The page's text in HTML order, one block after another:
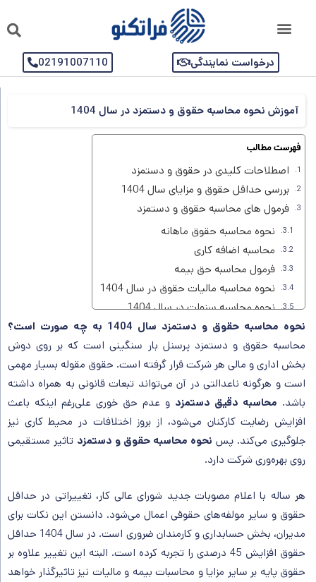
درخواست نمایندگی 02191007110
آموزش نحوه محاسبه حقوق و دستمزد در سال 1404
فهرست مطالب
اصطلاحات کلیدی در حقوق و دستمزد
بررسی حداقل حقوق و مزایای سال 1404
فرمول های محاسبه حقوق و دستمزد
نحوه محاسبه حقوق ماهانه
محاسبه اضافه کاری
فرمول محاسبه حق بیمه
نحوه محاسبه مالیات حقوق در سال 1404
نحوه محاسبه سنوات در سال 1404
ابزارهای کمکی برای محاسبه حقوق
نرم‌افزارهای حسابداری و حقوق و دستمزد
فایل اکسل محاسبات
ماشین حساب آنلاین حقوق
نرم‌افزارهای ایرانی محاسبه حقوق و دستمزد
اشتباهات رایج در محاسبه حقوق کارمندان
نحوه محاسبه حقوق و دستمزد سال 1404 به چه صورت است؟
محاسبه حقوق و دستمزد پرسنل بار سنگینی است که بر روی دوش
بخش اداری و مالی هر شرکت قرار گرفته است. حقوق مقوله بسیار مهمی
است و هرگونه ناعدالتی در آن‌ می‌تواند تبعات قانونی به همراه داشته
باشد. محاسبه دقیق دستمزد و عدم حق خوری علی‌رغم اینکه باعث
افزایش رضایت کارکنان می‌شود، از بروز اختلافات در محیط کاری نیز
جلوگیری می‌کند. پس نحوه محاسبه حقوق و دستمزد تاثیر مستقیمی
روی بهره‌وری شرکت دارد.
هر ساله با اعلام مصوبات جدید شورای عالی کار، تغییراتی در حداقل
حقوق و سایر مولفه‌های حقوقی اعمال می‌شود. دانستن این نکات برای
مدیران، بخش حسابداری و کارمندان ضروری است. در سال 1404 حداقل
حقوق افزایش 45 درصدی را تجربه کرده است. البته این تغییر علاوه بر
حقوق پایه بر سایر مزایا و محاسبات بیمه و مالیات نیز تاثیرگذار خواهد